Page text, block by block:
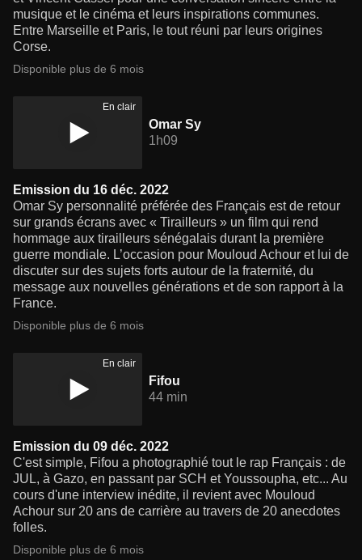
musique et le cinéma et leurs inspirations communes.
Entre Marseille et Paris, le tout réuni par leurs origines
Corse.
Disponible plus de 6 mois
En clair
Omar Sy
1h09
Emission du 16 déc. 2022
Omar Sy personnalité préférée des Français est de retour
sur grands écrans avec « Tirailleurs » un film qui rend
hommage aux tirailleurs sénégalais durant la première
guerre mondiale. L’occasion pour Mouloud Achour et lui de
discuter sur des sujets forts autour de la fraternité, du
message aux nouvelles générations et de son rapport à la
France.
Disponible plus de 6 mois
En clair
Fifou
44 min
Emission du 09 déc. 2022
C'est simple, Fifou a photographié tout le rap Français : de
JUL, à Gazo, en passant par SCH et Youssoupha, etc... Au
cours d'une interview inédite, il revient avec Mouloud
Achour sur 20 ans de carrière au travers de 20 anecdotes
folles.
Disponible plus de 6 mois